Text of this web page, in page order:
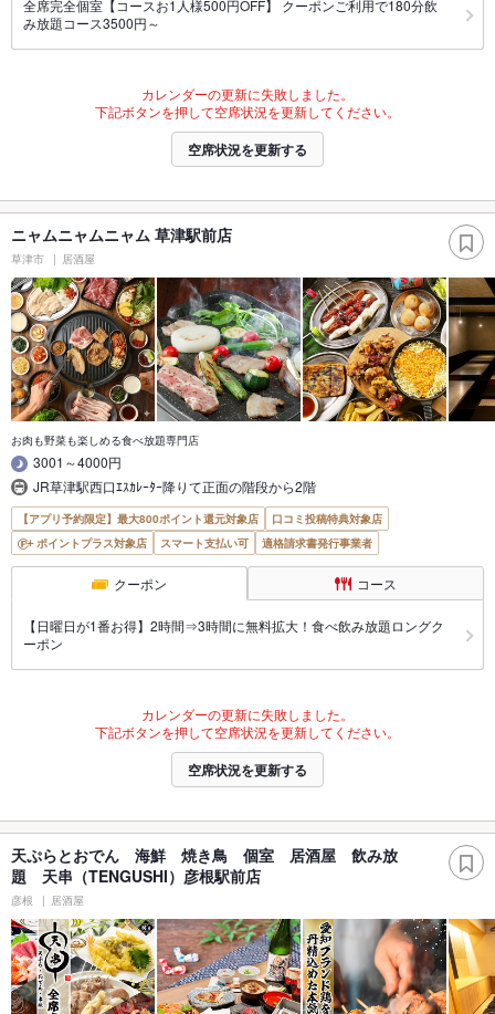
全席完全個室【コースお1人様500円OFF】 クーポンご利用で180分飲
み放題コース3500円～
カレンダーの更新に失敗しました。
下記ボタンを押して空席状況を更新してください。
空席状況を更新する
ニャムニャムニャム 草津駅前店
草津市 居酒屋
お肉も野菜も楽しめる食べ放題専門店
3001～4000円
JR草津駅西口ｴｽｶﾚｰﾀｰ降りて正面の階段から2階
【アプリ予約限定】最大800ポイント還元対象店
口コミ投稿特典対象店
ポイントプラス対象店
スマート支払い可 適格請求書発行事業者
クーポン コース
【日曜日が1番お得】2時間⇒3時間に無料拡大！食べ飲み放題ロングク
ーポン
カレンダーの更新に失敗しました。
下記ボタンを押して空席状況を更新してください。
空席状況を更新する
天ぷらとおでん 海鮮 焼き鳥 個室 居酒屋 飲み放
題 天串（TENGUSHI）彦根駅前店
彦根 居酒屋